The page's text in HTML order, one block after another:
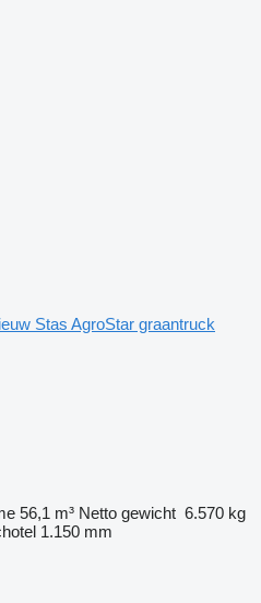
Stas AgroStar graantruck
56,1 m³ Netto gewicht 6.570 kg
1.150 mm